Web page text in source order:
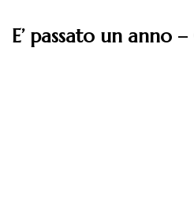
E’ passato un anno